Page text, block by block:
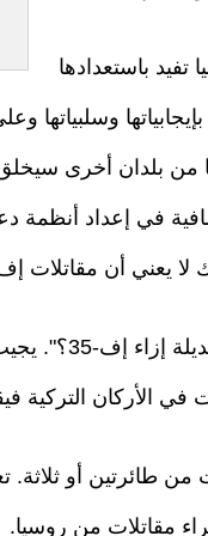
باستعدادها
وسلبياتها
من بلدان أخرى
في إعداد
مقاتلات إف-35 أمر لا غنى
لهذا فإن
في الأركان التركية